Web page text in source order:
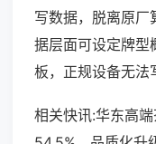
写数据，脱离原厂
据层面可设定牌型
板，正规设备无法
相关快讯:华东高